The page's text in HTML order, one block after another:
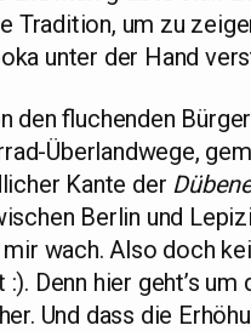
Tra­di­ti­on, um zu
unter der Hand
den flu­chen­den
Über­land­we­ge,
Kan­te der
Ber­lin und
wach. Also doch
Denn hier geht’s
Und dass die